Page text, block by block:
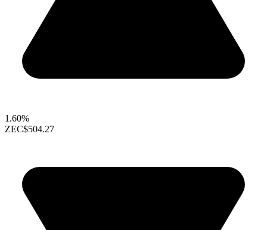
1.60%
ZEC$504.27